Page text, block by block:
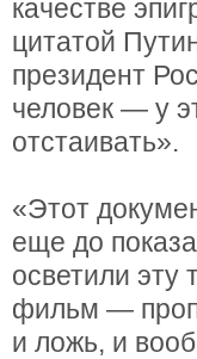
качестве
цитатой
президент
человек — у
отстаивать».
«Этот
еще до
осветили эту
фильм —
и ложь, и